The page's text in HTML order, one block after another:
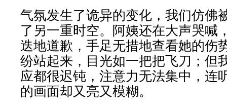
气氛发生了诡异的变化，我们仿佛
了另一重时空。阿姨还在大声哭喊
迭地道歉，手足无措地查看她的伤
纷站起来，目光如一把把飞刀；但
应都很迟钝，注意力无法集中，连
的画面却又亮又模糊。